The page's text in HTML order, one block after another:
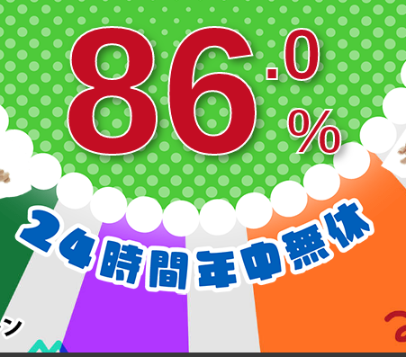
86.0
%